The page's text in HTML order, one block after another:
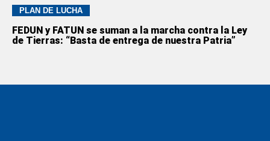
PLAN DE LUCHA
FEDUN y FATUN se suman a la marcha contra la Ley
de Tierras: “Basta de entrega de nuestra Patria”